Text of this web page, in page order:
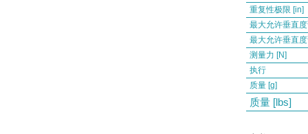
重复性极限 [in]
最大允许垂直
最大允许垂直
测量力 [N]
执行
质量 [g]
质量 [lbs]